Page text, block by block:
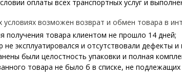
оплаты всех транспортных услуг и
условиях возможен возврат и обмен товара в
получения товара клиентом не прошло 14 дней;
не эксплуатировался и отсутствовали дефекты
были целостность упаковки и полная
товара не было б в списке, не